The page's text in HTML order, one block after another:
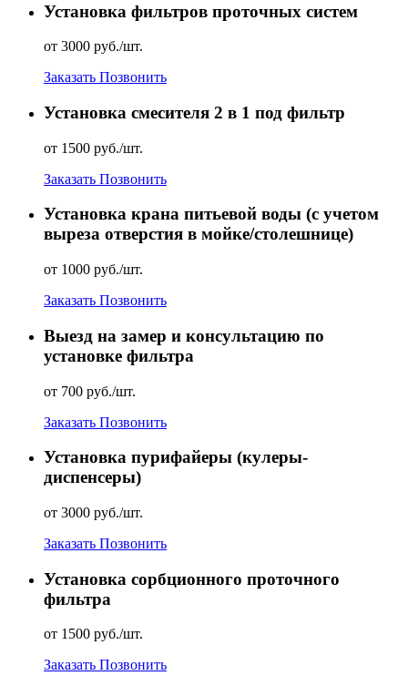
Установка фильтров проточных систем
от 3000 руб./шт.
Заказать Позвонить
Установка смесителя 2 в 1 под фильтр
от 1500 руб./шт.
Заказать Позвонить
Установка крана питьевой воды (с учетом
выреза отверстия в мойке/столешнице)
от 1000 руб./шт.
Заказать Позвонить
Выезд на замер и консультацию по
установке фильтра
от 700 руб./шт.
Заказать Позвонить
Установка пурифайеры (кулеры-
диспенсеры)
от 3000 руб./шт.
Заказать Позвонить
Установка сорбционного проточного
фильтра
от 1500 руб./шт.
Заказать Позвонить